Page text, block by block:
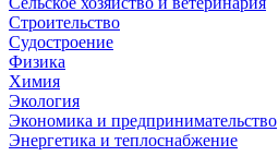
Строительство
Судостроение
Физика
Химия
Экология
Экономика и предпринимательство
Энергетика и теплоснабжение